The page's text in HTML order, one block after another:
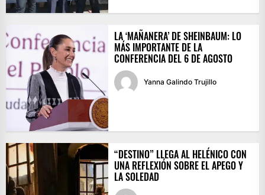
LA ‘MAÑANERA’ DE SHEINBAUM: LO
MÁS IMPORTANTE DE LA
CONFERENCIA DEL 6 DE AGOSTO
Yanna Galindo Trujillo
“DESTINO” LLEGA AL HELÉNICO CON
UNA REFLEXIÓN SOBRE EL APEGO Y
LA SOLEDAD